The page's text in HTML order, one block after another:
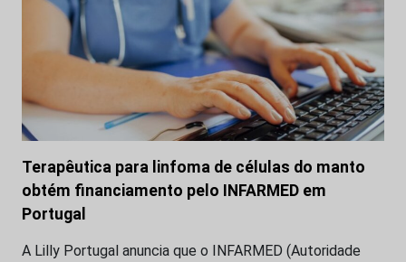
Terapêutica para linfoma de células do manto
obtém financiamento pelo INFARMED em
Portugal
A Lilly Portugal anuncia que o INFARMED (Autoridade